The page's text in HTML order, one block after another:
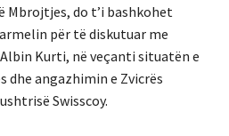
do t’i bashkohet
për të diskutuar me
Kurti, në veçanti situatën e
dhe angazhimin e Zvicrës
Swisscoy.